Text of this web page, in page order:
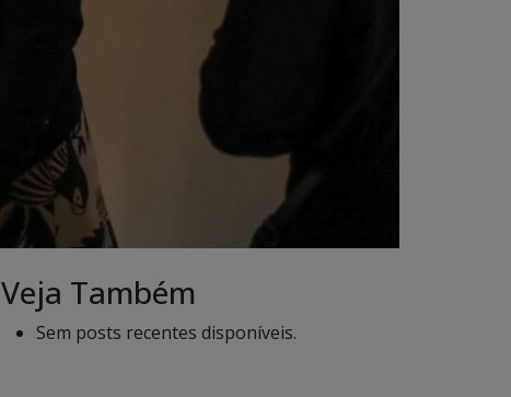
Veja Também
Sem posts recentes disponíveis.